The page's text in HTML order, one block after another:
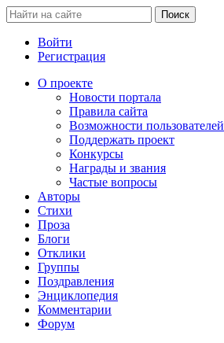
Войти
Регистрация
О проекте
Новости портала
Правила сайта
Возможности пользователей
Поддержать проект
Конкурсы
Награды и звания
Частые вопросы
Авторы
Стихи
Проза
Блоги
Отклики
Группы
Поздравления
Энциклопедия
Комментарии
Форум